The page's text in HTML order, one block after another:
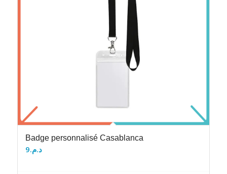
Badge personnalisé Casablanca
د.م.9